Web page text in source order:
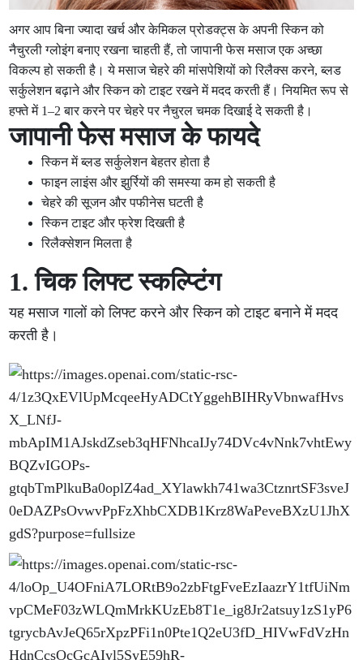
अगर आप बिना ज्यादा खर्च और केमिकल प्रोडक्ट्स के अपनी स्किन को
नैचुरली ग्लोइंग बनाए रखना चाहती हैं, तो जापानी फेस मसाज एक अच्छा
विकल्प हो सकती है। ये मसाज चेहरे की मांसपेशियों को रिलैक्स करने, ब्लड
सर्कुलेशन बढ़ाने और स्किन को टाइट रखने में मदद करती हैं। नियमित रूप से
हफ्ते में 1–2 बार करने पर चेहरे पर नैचुरल चमक दिखाई दे सकती है।
जापानी फेस मसाज के फायदे
स्किन में ब्लड सर्कुलेशन बेहतर होता है
फाइन लाइंस और झुर्रियों की समस्या कम हो सकती है
चेहरे की सूजन और पफीनेस घटती है
स्किन टाइट और फ्रेश दिखती है
रिलैक्सेशन मिलता है
1. चिक लिफ्ट स्कल्प्टिंग
यह मसाज गालों को लिफ्ट करने और स्किन को टाइट बनाने में मदद
करती है।